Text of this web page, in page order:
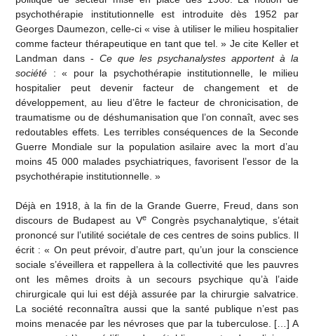
psychothérapie institutionnelle est introduite dès 1952 par
Georges Daumezon, celle-ci « vise à utiliser le milieu hospitalier
comme facteur thérapeutique en tant que tel. » Je cite Keller et
Landman dans - Ce que les psychanalystes apportent à la
société : « pour la psychothérapie institutionnelle, le milieu
hospitalier peut devenir facteur de changement et de
développement, au lieu d’être le facteur de chronicisation, de
traumatisme ou de déshumanisation que l’on connaît, avec ses
redoutables effets. Les terribles conséquences de la Seconde
Guerre Mondiale sur la population asilaire avec la mort d’au
moins 45 000 malades psychiatriques, favorisent l’essor de la
psychothérapie institutionnelle. »
Déjà en 1918, à la fin de la Grande Guerre, Freud, dans son
discours de Budapest au VeCongrès psychanalytique, s’était
prononcé sur l’utilité sociétale de ces centres de soins publics. Il
écrit : « On peut prévoir, d’autre part, qu’un jour la conscience
sociale s’éveillera et rappellera à la collectivité que les pauvres
ont les mêmes droits à un secours psychique qu’à l’aide
chirurgicale qui lui est déjà assurée par la chirurgie salvatrice.
La société reconnaîtra aussi que la santé publique n’est pas
moins menacée par les névroses que par la tuberculose. […] A